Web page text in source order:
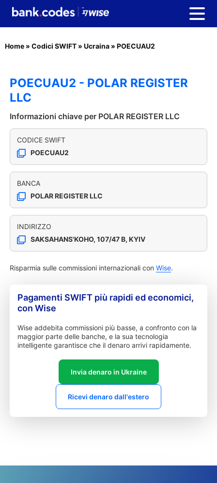
Home » Codici SWIFT » Ucraina » POECUAU2
POECUAU2 - POLAR REGISTER
LLC
Informazioni chiave per POLAR REGISTER LLC
CODICE SWIFT
POECUAU2
BANCA
POLAR REGISTER LLC
INDIRIZZO
SAKSAHANS'KOHO, 107/47 B, KYIV
Risparmia sulle commissioni internazionali con Wise.
Pagamenti SWIFT più rapidi ed economici,
con Wise
Wise addebita commissioni più basse, a confronto con la
maggior parte delle banche, e la sua tecnologia
intelligente garantisce che il denaro arrivi rapidamente.
Invia denaro in Ukraine
Ricevi denaro dall'estero